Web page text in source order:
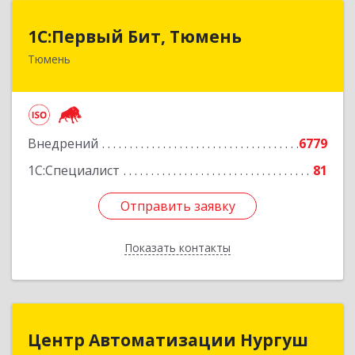
1С:Первый Бит, Тюмень
Тюмень
Внедрений
6779
1С:Специалист
81
Отправить заявку
Показать контакты
1С:Первый Бит, Тюмень
625000, Тюменская обл, Тюмень г, Республики
Отправить заявку
Назад
Центр Автоматизации Нургуш